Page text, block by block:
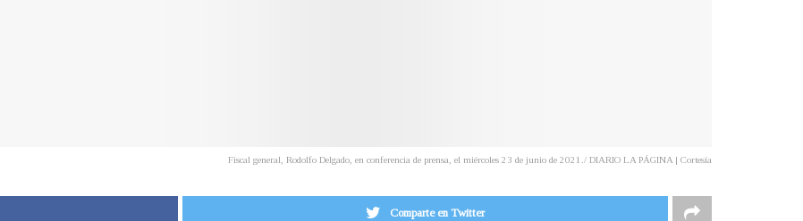
Fiscal general, Rodolfo Delgado, en conferencia de prensa, el miércoles 23 de junio de 2021./ DIARIO LA PÁGINA | Cortesía
Comparte en Twitter